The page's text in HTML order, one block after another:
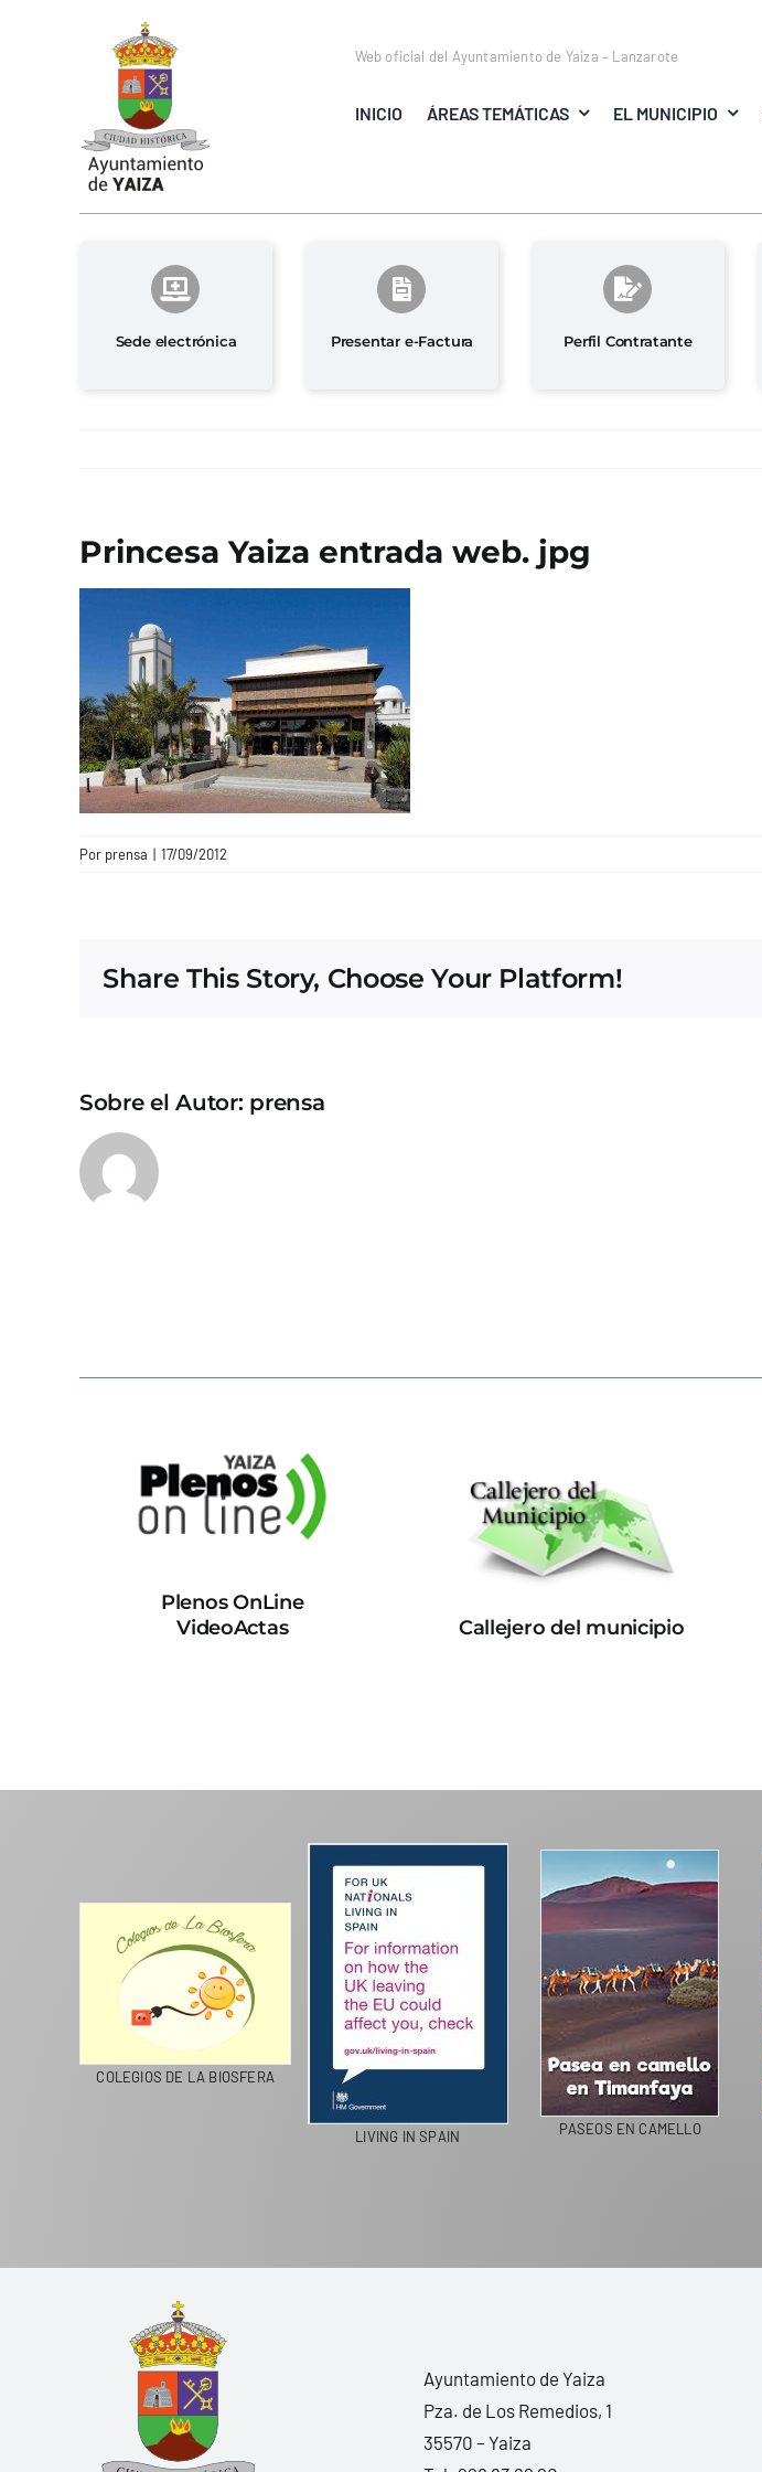
Web oficial del Ayuntamiento de Yaiza – Lanzarote
INICIO ÁREAS TEMÁTICAS EL MUNICIPIO
Sede electrónica Presentar e-Factura Perfil Contratante
Princesa Yaiza entrada web. jpg
Por prensa | 17/09/2012
Share This Story, Choose Your Platform!
Sobre el Autor: prensa
Plenos OnLine
VideoActas
Callejero del municipio
COLEGIOS DE LA BIOSFERA
LIVING IN SPAIN PASEOS EN CAMELLO
Ayuntamiento de Yaiza
Pza. de Los Remedios, 1
35570 – Yaiza